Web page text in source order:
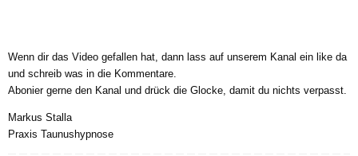
Wenn dir das Video gefallen hat, dann lass auf unserem Kanal ein like da
und schreib was in die Kommentare.
Abonier gerne den Kanal und drück die Glocke, damit du nichts verpasst.
Markus Stalla
Praxis Taunushypnose